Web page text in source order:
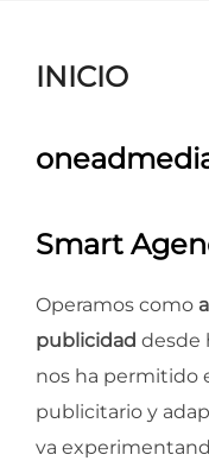
INICIO
Smart
Operamos como
publicidad desde
nos ha permitido
publicitario y
va